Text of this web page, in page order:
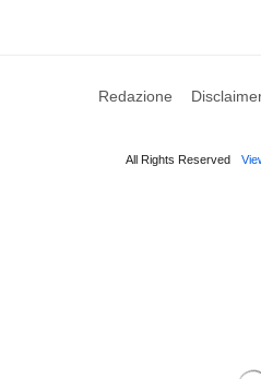
Redazione
All Rights Reserved